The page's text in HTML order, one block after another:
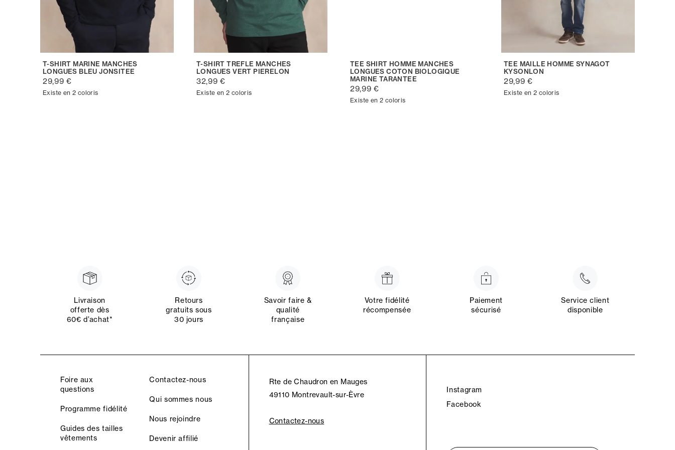
T-SHIRT MARINE MANCHES
LONGUES BLEU JONSITEE
29,99 €
Existe en 2 coloris
T-SHIRT TREFLE MANCHES
LONGUES VERT PIERELON
32,99 €
Existe en 2 coloris
TEE SHIRT HOMME MANCHES
LONGUES COTON BIOLOGIQUE
MARINE TARANTEE
29,99 €
Existe en 2 coloris
TEE MAILLE HOMME SYNAGOT
KYSONLON
29,99 €
Existe en 2 coloris
Livraison
offerte dès
60€ d’achat*
Retours
gratuits sous
30 jours
Savoir faire &
qualité
française
Votre fidélité
récompensée
Paiement
sécurisé
Service client
disponible
Foire aux
questions
Programme fidélité
Guides des tailles
vêtements
Contactez-nous
Qui sommes nous
Nous rejoindre
Devenir affilié
Rte de Chaudron en Mauges
49110 Montrevault-sur-Èvre
Contactez-nous
Instagram
Facebook